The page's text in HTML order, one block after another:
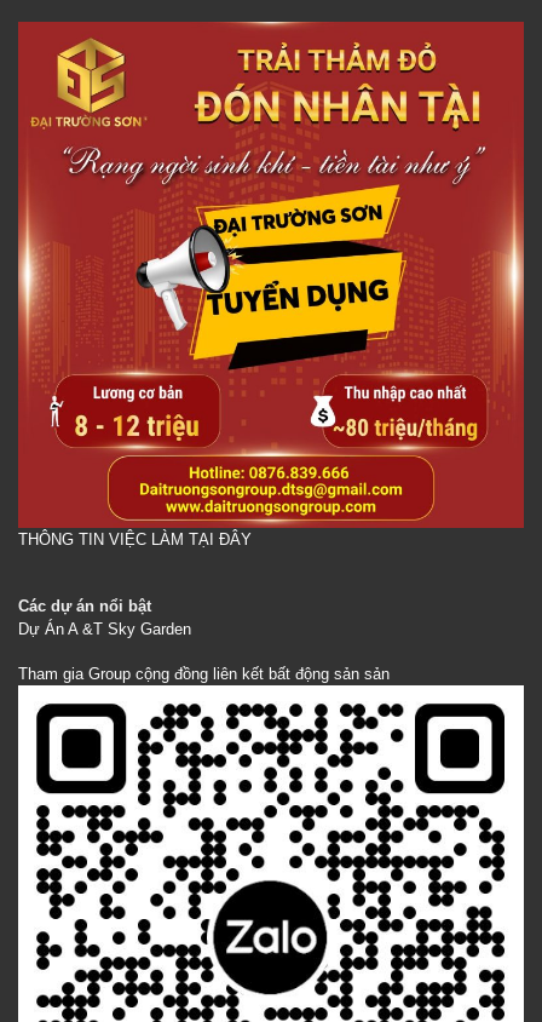
THÔNG TIN VIỆC LÀM TẠI ĐÂY
Các dự án nổi bật
Dự Án A &T Sky Garden
Tham gia Group cộng đồng liên kết bất động sản sản